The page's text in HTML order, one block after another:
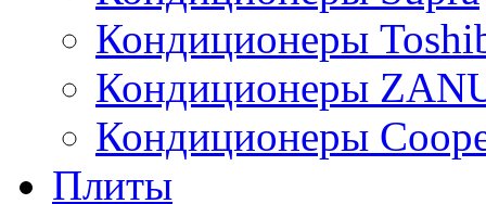
Кондиционеры
Кондиционеры
Кондиционеры
Плиты